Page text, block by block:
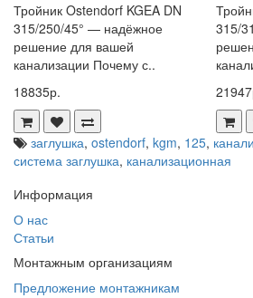
Тройник Ostendorf KGEA DN
315/250/45° — надёжное
решение для вашей
канализации Почему с..
18835р.
315/
заглушка, ostendorf, kgm, 125,
система заглушка, канализационная
Информация
О нас
Статьи
Монтажным организациям
Предложение монтажникам